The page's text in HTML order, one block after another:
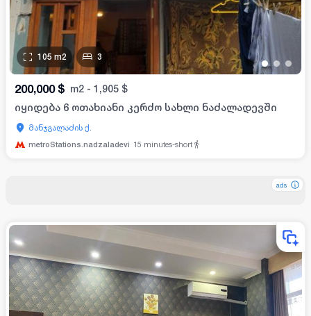
• • •
105 m2 3
200,000 $ m2 - 1,905 $
იყიდება 6 ოთახიანი კერძო სახლი ნაძალადევში
მანჯგალაძის ქ.
metroStations.nadzaladevi 15 minutes-short
ads
ads
ads